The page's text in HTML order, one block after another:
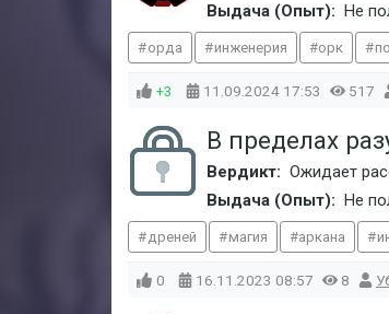
Выдача (Опыт): Не
орда инженерия орк
+3 11.09.2024 17:53 517
В пределах
Вердикт: Ожидает
Выдача (Опыт): Не
дреней магия аркана
0 16.11.2023 08:57 8